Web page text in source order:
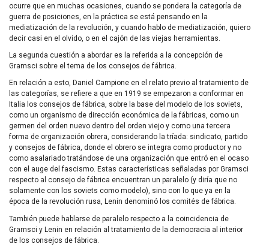
ocurre que en muchas ocasiones, cuando se pondera la categoría de
guerra de posiciones, en la práctica se está pensando en la
mediatización de la revolución, y cuando hablo de mediatización, quiero
decir casi en el olvido, o en el cajón de las viejas herramientas.
La segunda cuestión a abordar es la referida a la concepción de
Gramsci sobre el tema de los consejos de fábrica.
En relación a esto, Daniel Campione en el relato previo al tratamiento de
las categorías, se refiere a que en 1919 se empezaron a conformar en
Italia los consejos de fábrica, sobre la base del modelo de los soviets,
como un organismo de dirección económica de la fábricas, como un
germen del orden nuevo dentro del orden viejo y como una tercera
forma de organización obrera, considerando la tríada: sindicato, partido
y consejos de fábrica, donde el obrero se integra como productor y no
como asalariado tratándose de una organización que entró en el ocaso
con el auge del fascismo. Estas características señaladas por Gramsci
respecto al consejo de fábrica encuentran un paralelo (y diría que no
solamente con los soviets como modelo), sino con lo que ya en la
época de la revolución rusa, Lenin denominó los comités de fábrica.
También puede hablarse de paralelo respecto a la coincidencia de
Gramsci y Lenin en relación al tratamiento de la democracia al interior
de los consejos de fábrica.